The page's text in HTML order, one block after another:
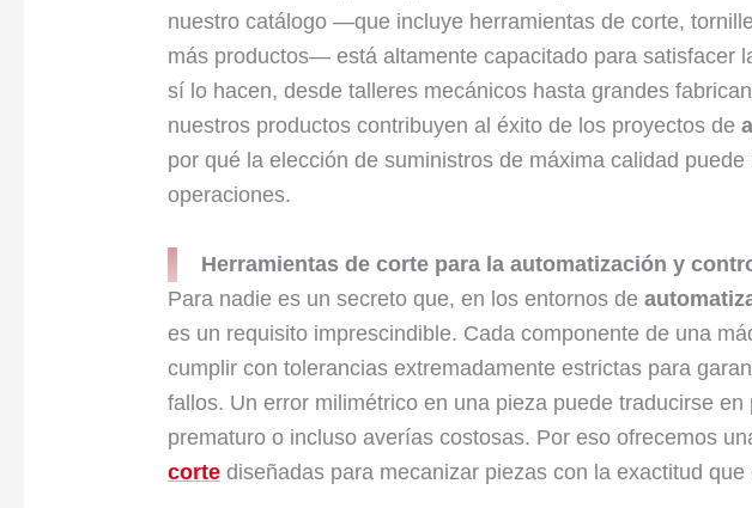
nuestro catálogo —que incluye herramientas de corte,
más productos— está altamente capacitado para satisfacer
sí lo hacen, desde talleres mecánicos hasta grandes
nuestros productos contribuyen al éxito de los proyectos de
por qué la elección de suministros de máxima calidad
operaciones.
Herramientas de corte para la automatización y
Para nadie es un secreto que, en los entornos de
es un requisito imprescindible. Cada componente de una
cumplir con tolerancias extremadamente estrictas para
fallos. Un error milimétrico en una pieza puede traducirse
prematuro o incluso averías costosas. Por eso ofrecemos
corte diseñadas para mecanizar piezas con la exactitud